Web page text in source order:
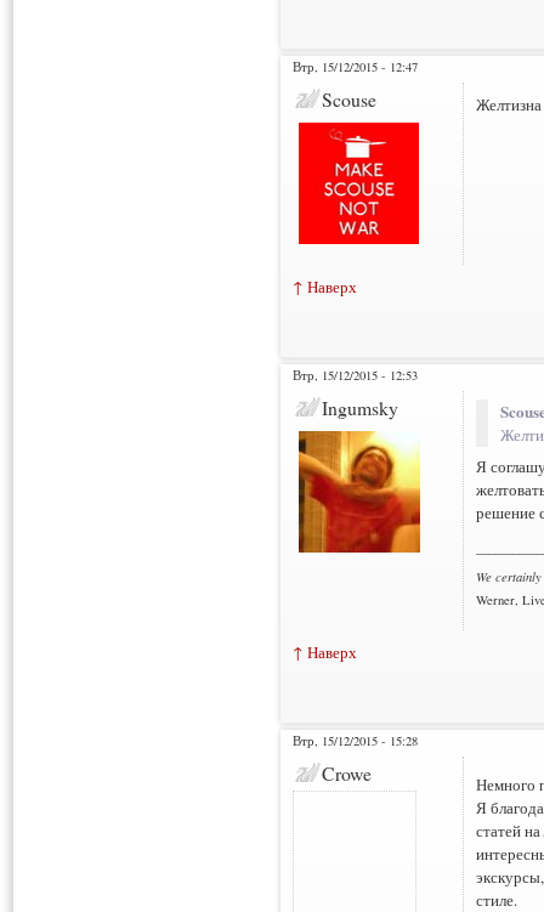
Втр, 15/12/2015 - 12:47
Scouse
↑ Наверх
Втр, 15/12/2015 - 12:53
Ingumsky
Я
решение
We
Werner,
↑ Наверх
Втр, 15/12/2015 - 15:28
Crowe
Немного
Я
статей на
стиле.